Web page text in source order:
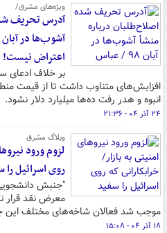
ویژه‌های مشرق/
آدرس تحریف
اعتراض نیست!
بر خلاف ادعای
افزایش‌های متناوب داشت تا از قیمت
انبوه و هدر رفت ده‌ها میلیارد دلار نشود.
۲۴ آذر ۰۴ - ۲۱:۳۶
وبلاگ مشرق
لزوم ورود
روی اسرائیل را
معرض نقد قرار
موجب شد فعالان شاخه‌های مختلف این
۱۸ آذر ۰۴ - ۱۵:۰۸